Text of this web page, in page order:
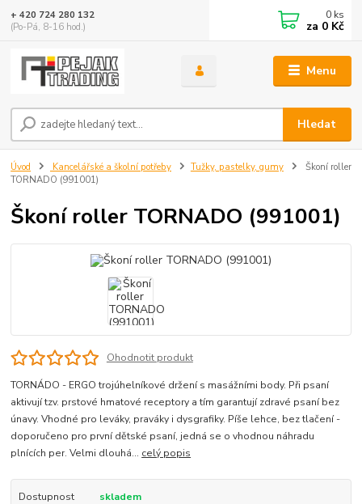
Menu
Hledat
+ 420 724 280 132
(Po-Pá, 8-16 hod.)
0 ks
za 0 Kč
Úvod Kancelářské a školní potřeby Tužky, pastelky, gumy
Škoní roller
TORNADO (991001)
Škoní roller TORNADO (991001)
Ohodnotit produkt
TORNÁDO - ERGO trojúhelníkové držení s masážními body. Při psaní
aktivují tzv. prstové hmatové receptory a tím garantují zdravé psaní bez
únavy. Vhodné pro leváky, praváky i dysgrafiky. Píše lehce, bez tlačení -
doporučeno pro první dětské psaní, jedná se o vhodnou náhradu
plnících per. Velmi dlouhá... celý popis
Dostupnost skladem